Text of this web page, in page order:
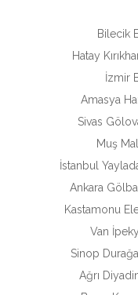
Bilecik
Hatay
İzmir
Amasya
Sivas
Muş
İstanbul
Ankara
Kastamonu
Van
Sinop
Ağrı